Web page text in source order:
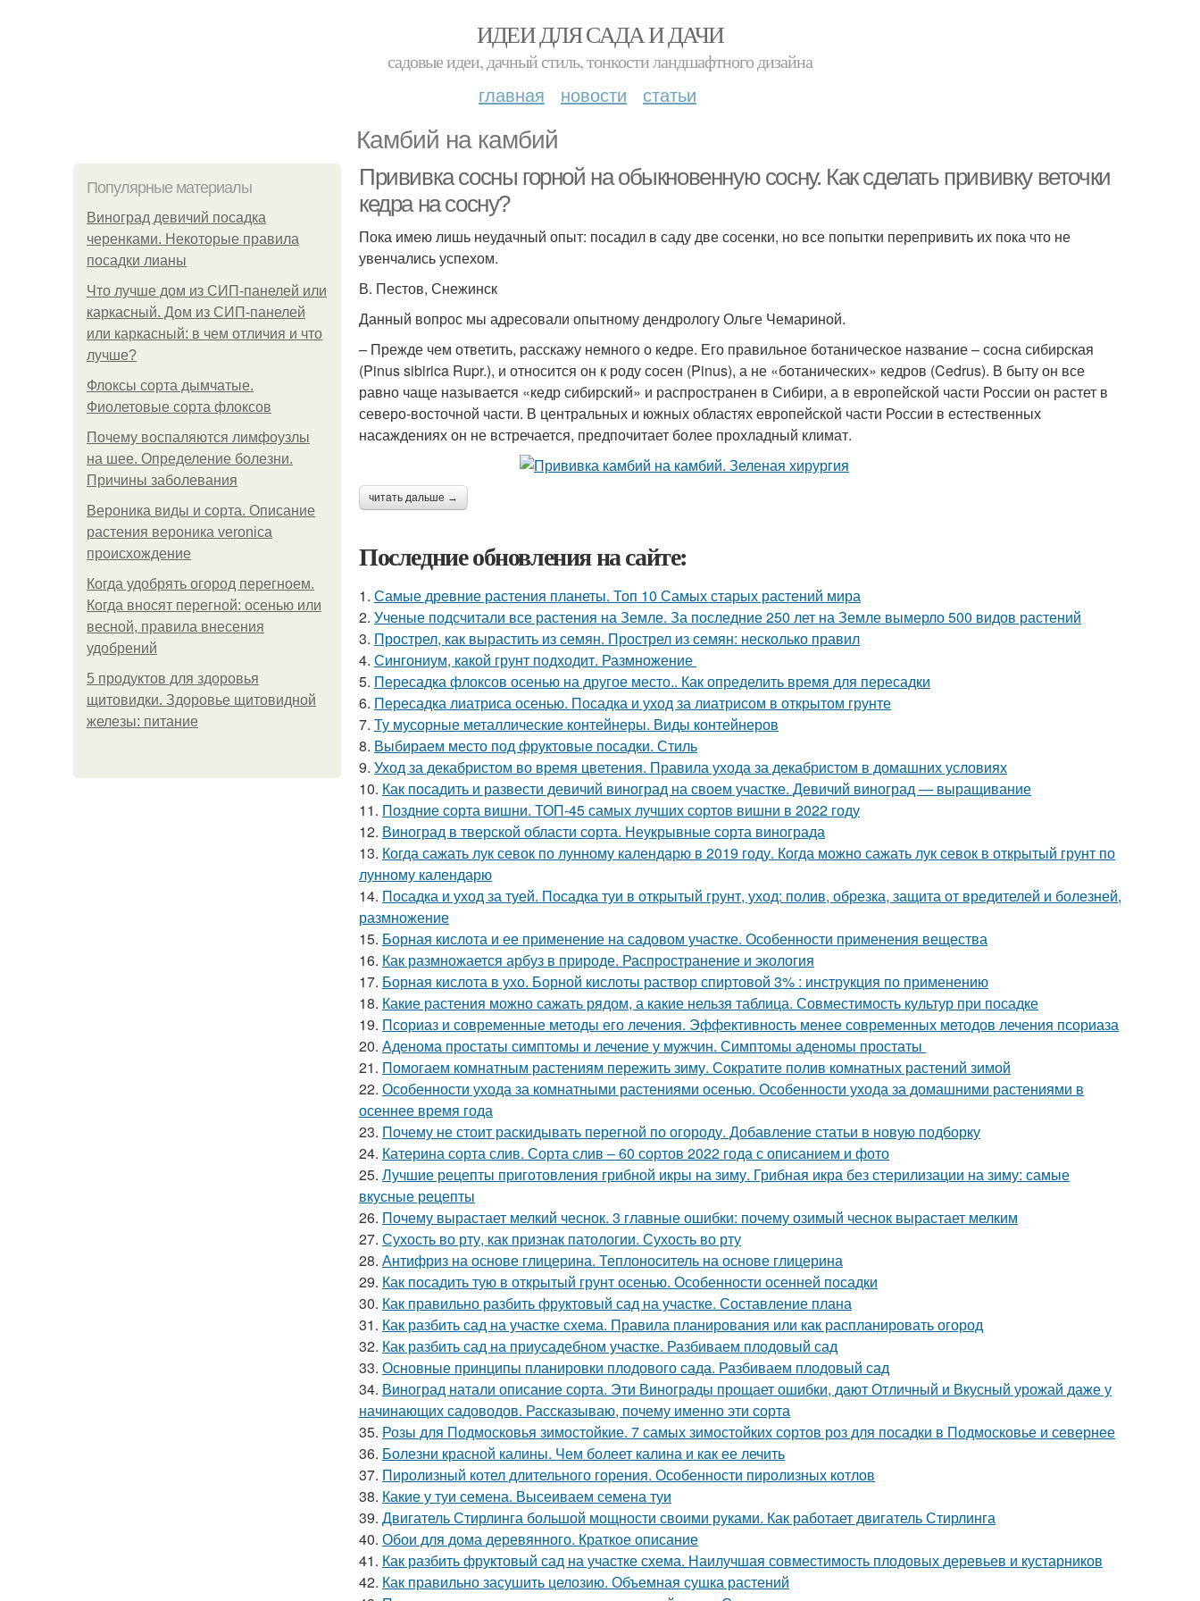
ИДЕИ ДЛЯ САДА И ДАЧИ
садовые идеи, дачный стиль, тонкости ландшафтного дизайна
главная новости статьи
Камбий на камбий
Популярные материалы
Виноград девичий посадка
черенками. Некоторые правила
посадки лианы
Что лучше дом из СИП-панелей или
каркасный. Дом из СИП-панелей
или каркасный: в чем отличия и что
лучше?
Флоксы сорта дымчатые.
Фиолетовые сорта флоксов
Почему воспаляются лимфоузлы
на шее. Определение болезни.
Причины заболевания
Вероника виды и сорта. Описание
растения вероника veronica
происхождение
Когда удобрять огород перегноем.
Когда вносят перегной: осенью или
весной, правила внесения
удобрений
5 продуктов для здоровья
щитовидки. Здоровье щитовидной
железы: питание
Прививка сосны горной на обыкновенную сосну. Как сделать прививку веточки
кедра на сосну?
Пока имею лишь неудачный опыт: посадил в саду две сосенки, но все попытки перепривить их пока что не
увенчались успехом.
В. Пестов, Снежинск
Данный вопрос мы адресовали опытному дендрологу Ольге Чемариной.
– Прежде чем ответить, расскажу немного о кедре. Его правильное ботаническое название – сосна сибирская
(Pinus sibirica Rupr.), и относится он к роду сосен (Pinus), а не «ботанических» кедров (Cedrus). В быту он все
равно чаще называется «кедр сибирский» и распространен в Сибири, а в европейской части России он растет в
северо-восточной части. В центральных и южных областях европейской части России в естественных
насаждениях он не встречается, предпочитает более прохладный климат.
читать дальше →
Последние обновления на сайте:
1. Самые древние растения планеты. Топ 10 Самых старых растений мира
2. Ученые подсчитали все растения на Земле. За последние 250 лет на Земле вымерло 500 видов растений
3. Прострел, как вырастить из семян. Прострел из семян: несколько правил
4. Сингониум, какой грунт подходит. Размножение
5. Пересадка флоксов осенью на другое место.. Как определить время для пересадки
6. Пересадка лиатриса осенью. Посадка и уход за лиатрисом в открытом грунте
7. Ту мусорные металлические контейнеры. Виды контейнеров
8. Выбираем место под фруктовые посадки. Стиль
9. Уход за декабристом во время цветения. Правила ухода за декабристом в домашних условиях
10. Как посадить и развести девичий виноград на своем участке. Девичий виноград — выращивание
11. Поздние сорта вишни. ТОП-45 самых лучших сортов вишни в 2022 году
12. Виноград в тверской области сорта. Неукрывные сорта винограда
13. Когда сажать лук севок по лунному календарю в 2019 году. Когда можно сажать лук севок в открытый грунт по
лунному календарю
14. Посадка и уход за туей. Посадка туи в открытый грунт, уход: полив, обрезка, защита от вредителей и болезней,
размножение
15. Борная кислота и ее применение на садовом участке. Особенности применения вещества
16. Как размножается арбуз в природе. Распространение и экология
17. Борная кислота в ухо. Борной кислоты раствор спиртовой 3% : инструкция по применению
18. Какие растения можно сажать рядом, а какие нельзя таблица. Совместимость культур при посадке
19. Псориаз и современные методы его лечения. Эффективность менее современных методов лечения псориаза
20. Аденома простаты симптомы и лечение у мужчин. Симптомы аденомы простаты
21. Помогаем комнатным растениям пережить зиму. Сократите полив комнатных растений зимой
22. Особенности ухода за комнатными растениями осенью. Особенности ухода за домашними растениями в
осеннее время года
23. Почему не стоит раскидывать перегной по огороду. Добавление статьи в новую подборку
24. Катерина сорта слив. Сорта слив – 60 сортов 2022 года с описанием и фото
25. Лучшие рецепты приготовления грибной икры на зиму. Грибная икра без стерилизации на зиму: самые
вкусные рецепты
26. Почему вырастает мелкий чеснок. 3 главные ошибки: почему озимый чеснок вырастает мелким
27. Сухость во рту, как признак патологии. Сухость во рту
28. Антифриз на основе глицерина. Теплоноситель на основе глицерина
29. Как посадить тую в открытый грунт осенью. Особенности осенней посадки
30. Как правильно разбить фруктовый сад на участке. Составление плана
31. Как разбить сад на участке схема. Правила планирования или как распланировать огород
32. Как разбить сад на приусадебном участке. Разбиваем плодовый сад
33. Основные принципы планировки плодового сада. Разбиваем плодовый сад
34. Виноград натали описание сорта. Эти Винограды прощает ошибки, дают Отличный и Вкусный урожай даже у
начинающих садоводов. Рассказываю, почему именно эти сорта
35. Розы для Подмосковья зимостойкие. 7 самых зимостойких сортов роз для посадки в Подмосковье и севернее
36. Болезни красной калины. Чем болеет калина и как ее лечить
37. Пиролизный котел длительного горения. Особенности пиролизных котлов
38. Какие у туи семена. Высеиваем семена туи
39. Двигатель Стирлинга большой мощности своими руками. Как работает двигатель Стирлинга
40. Обои для дома деревянного. Краткое описание
41. Как разбить фруктовый сад на участке схема. Наилучшая совместимость плодовых деревьев и кустарников
42. Как правильно засушить целозию. Объемная сушка растений